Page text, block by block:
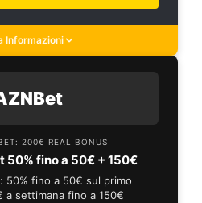
Informazioni
200€ REAL BONUS
50% fino a 50€ + 150€
50% fino a 50€ sul primo
a settimana fino a 150€